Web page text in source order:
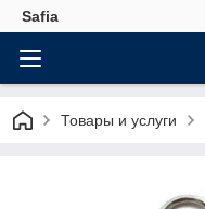
Safia
Товары и услуги